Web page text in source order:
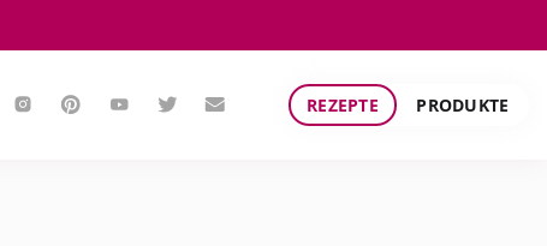
REZEPTE PRODUKTE